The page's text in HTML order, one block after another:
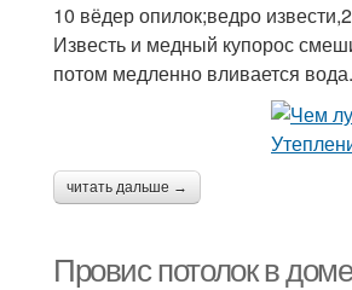
10 вёдер опилок;ведро
Известь и медный купорос
потом медленно вливается
читать дальше →
Провис потолок в